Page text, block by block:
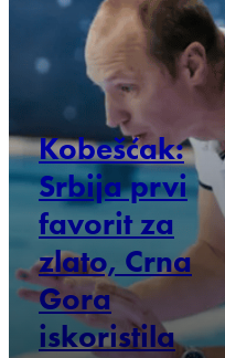
Kobešćak:
Srbija prvi
favorit za
zlato, Crna
Gora
iskoristila